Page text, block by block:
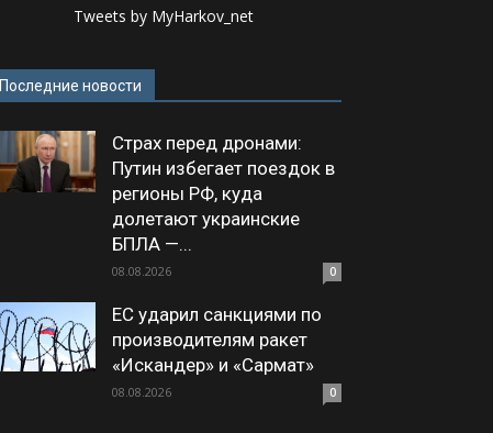
Tweets by MyHarkov_net
Последние новости
Страх перед дронами:
Путин избегает поездок в
регионы РФ, куда
долетают украинские
БПЛА —...
08.08.2026 0
ЕС ударил санкциями по
производителям ракет
«Искандер» и «Сармат»
08.08.2026 0